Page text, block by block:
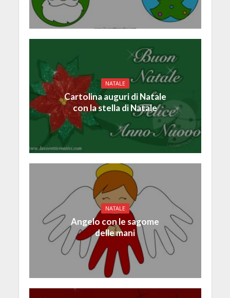
NATALE
Cartolina auguri di Natale
con la stella di Natale
NATALE
Angelo con le sagome
delle mani